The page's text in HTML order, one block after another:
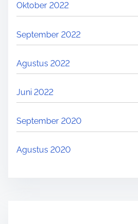
Oktober 2022
September 2022
Agustus 2022
Juni 2022
September 2020
Agustus 2020